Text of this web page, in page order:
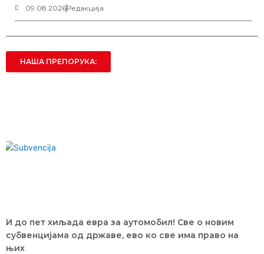
09.08.2026Редакција
НАША ПРЕПОРУКА:
И до пет хиљада евра за аутомобил! Све о новим
субвенцијама од државе, ево ко све има право на
њих